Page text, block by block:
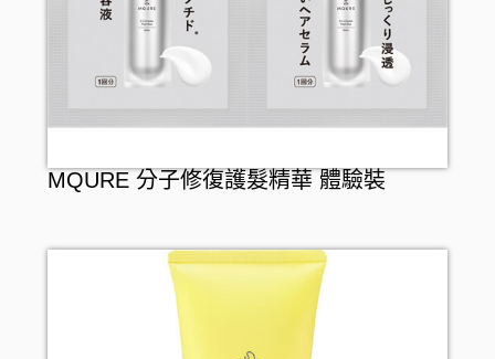
MQURE 分子修復護髮精華 體驗裝